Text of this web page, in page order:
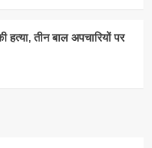
हत्या, तीन बाल अपचारियों पर